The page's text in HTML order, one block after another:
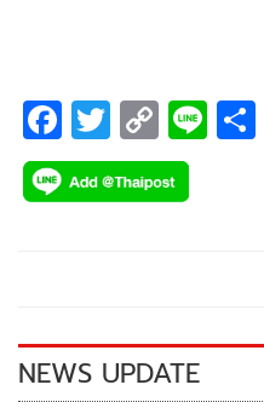
F
ac
e
k
T
wi
tt
C
o
p
k
Li
NEWS UPDATE